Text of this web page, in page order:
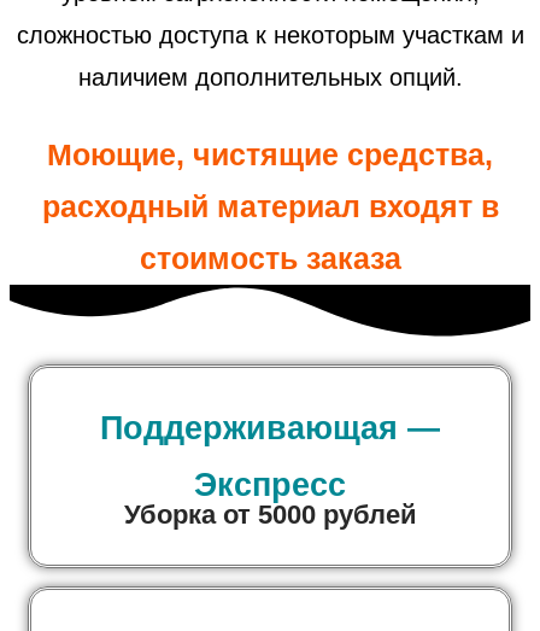
сложностью доступа к некоторым участкам и
наличием дополнительных опций.
Моющие, чистящие средства,
расходный материал входят в
стоимость заказа
Поддерживающая —
Экспресс
Уборка от 5000 рублей